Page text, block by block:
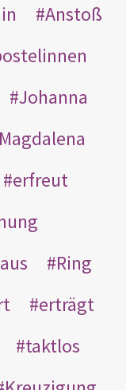
Anstoß
Johanna
erfreut
Ring
erträgt
taktlos